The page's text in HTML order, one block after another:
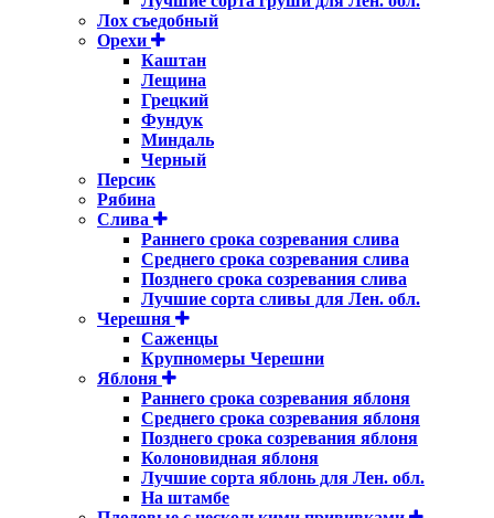
Лох съедобный
Орехи
Каштан
Лещина
Грецкий
Фундук
Миндаль
Черный
Персик
Рябина
Слива
Раннего срока созревания слива
Среднего срока созревания слива
Позднего срока созревания слива
Лучшие сорта сливы для Лен. обл.
Черешня
Саженцы
Крупномеры Черешни
Яблоня
Раннего срока созревания яблоня
Среднего срока созревания яблоня
Позднего срока созревания яблоня
Колоновидная яблоня
Лучшие сорта яблонь для Лен. обл.
На штамбе